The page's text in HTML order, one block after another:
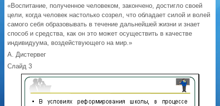
«Воспитание, полученное человеком, закончено, достигло своей
цели, когда человек настолько созрел, что обладает силой и волей
самого себя образовывать в течение дальнейшей жизни и знает
способ и средства, как он это может осуществить в качестве
индивидуума, воздействующего на мир.»
А. Дистервег
Слайд 3